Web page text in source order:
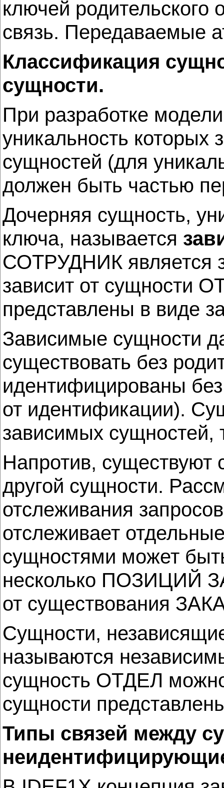
ключей родительского
связь. Передаваемые
Классификация
сущности.
При разработке
уникальность которых
сущностей (для
должен быть частью
Дочерняя сущность,
ключа, называется
СОТРУДНИК является
зависит от сущности
представлены в виде
Зависимые сущности
существовать без
идентифицированы
от идентификации).
зависимых сущностей,
Напротив, существуют
другой сущности.
отслеживания
отслеживает
сущностями может
несколько ПОЗИЦИЙ
от существования
Сущности,
называются
сущность ОТДЕЛ
сущности
Типы связей между